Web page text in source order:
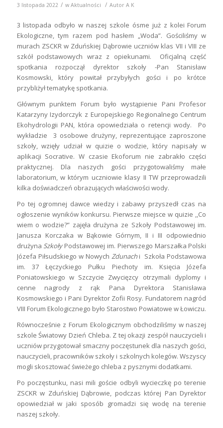
3 listopada 2022 / w Aktualności / Autor A K
3 listopada odbyło w naszej szkole ósme już z kolei Forum
Ekologiczne, tym razem pod hasłem „Woda”. Gościliśmy w
murach ZSCKR w Zduńskiej Dąbrowie uczniów klas VII i VIII ze
szkół podstawowych wraz z opiekunami. Oficjalną część
spotkania rozpoczął dyrektor szkoły -Pan Stanisław
Kosmowski, który powitał przybyłych gości i po krótce
przybliżył tematykę spotkania.
Głównym punktem Forum było wystąpienie Pani Profesor
Katarzyny Izydorczyk z Europejskiego Regionalnego Centrum
Ekohydrologii PAN, która opowiedziała o retencji wody. Po
wykładzie 3 osobowe drużyny, reprezentujące zaproszone
szkoły, wzięły udział w quizie o wodzie, który napisały w
aplikacji Socrative. W czasie Ekoforum nie zabrakło części
praktycznej. Dla naszych gości przygotowaliśmy małe
laboratorium, w którym uczniowie klasy II TW przeprowadzili
kilka doświadczeń obrazujących właściwości wody.
Po tej ogromnej dawce wiedzy i zabawy przyszedł czas na
ogłoszenie wyników konkursu. Pierwsze miejsce w quizie ,,Co
wiem o wodzie?” zajęła drużyna ze Szkoły Podstawowej im.
Janusza Korczaka w Bąkowie Górnym, II i III odpowiednio
drużyna SzkołyPodstawowej im. Pierwszego Marszałka Polski
Józefa Piłsudskiego w Nowych Zdunachi Szkoła Podstawowa
im. 37 Łęczyckiego Pułku Piechoty im. Księcia Józefa
Poniatowskiego w Szczycie Zwycięzcy otrzymali dyplomy i
cenne nagrody z rąk Pana Dyrektora Stanisława
Kosmowskiego i Pani Dyrektor Zofii Rosy. Fundatorem nagród
VIII Forum Ekologicznego było Starostwo Powiatowe w Łowiczu.
Równocześnie z Forum Ekologicznym obchodziliśmy w naszej
szkole Światowy Dzień Chleba. Z tej okazji zespół nauczycieli i
uczniów przygotował smaczny poczęstunek dla naszych gości,
nauczycieli, pracowników szkoły i szkolnych kolegów. Wszyscy
mogli skosztować świeżego chleba z pysznymi dodatkami.
Po poczęstunku, nasi mili goście odbyli wycieczkę po terenie
ZSCKR w Zduńskiej Dąbrowie, podczas której Pan Dyrektor
opowiedział w jaki sposób gromadzi się wodę na terenie
naszej szkoły.